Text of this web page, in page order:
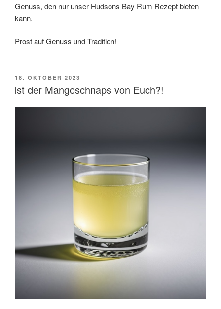
Genuss, den nur unser Hudsons Bay Rum Rezept bieten
kann.
Prost auf Genuss und Tradition!
VERÖFFENTLICHT
AM
18. OKTOBER 2023
Ist der Mangoschnaps von Euch?!